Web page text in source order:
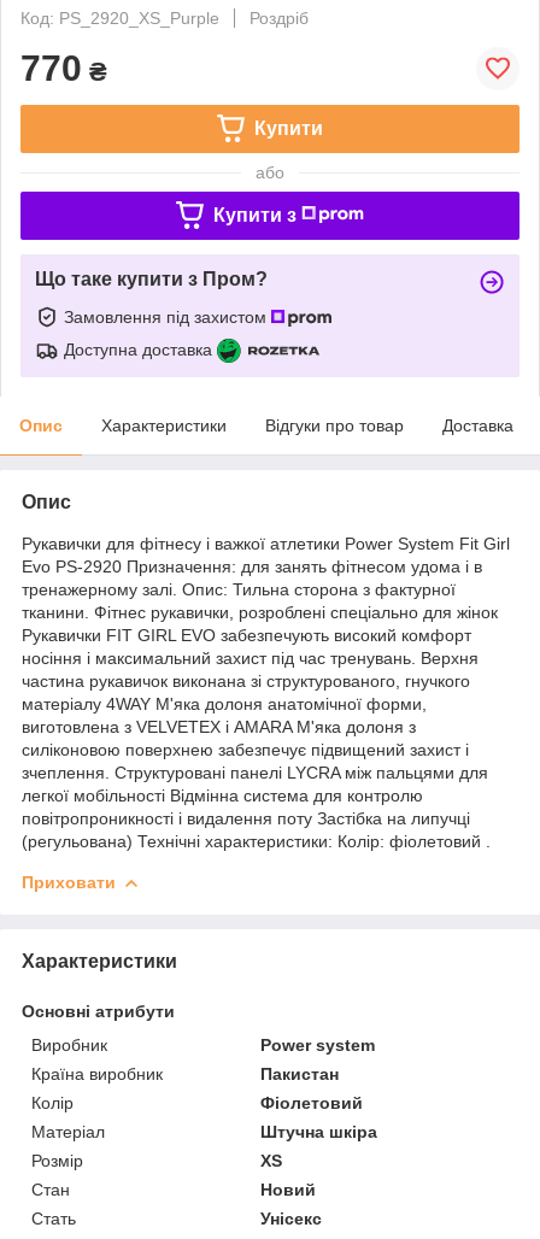
Код: PS_2920_XS_Purple
Роздріб
770 ₴
Купити
або
Купити з
Що таке купити з Пром?
Замовлення під захистом
Доступна доставка
Опис Характеристики Відгуки про товар Доставка
Опис
Рукавички для фітнесу і важкої атлетики Power System Fit Girl
Evo PS-2920 Призначення: для занять фітнесом удома і в
тренажерному залі. Опис: Тильна сторона з фактурної
тканини. Фітнес рукавички, розроблені спеціально для жінок
Рукавички FIT GIRL EVO забезпечують високий комфорт
носіння і максимальний захист під час тренувань. Верхня
частина рукавичок виконана зі структурованого, гнучкого
матеріалу 4WAY М'яка долоня анатомічної форми,
виготовлена з VELVETEX і AMARA М'яка долоня з
силіконовою поверхнею забезпечує підвищений захист і
зчеплення. Структуровані панелі LYCRA між пальцями для
легкої мобільності Відмінна система для контролю
повітропроникності і видалення поту Застібка на липучці
(регульована) Технічні характеристики: Колір: фіолетовий .
Приховати
Характеристики
Основні атрибути
Виробник
Power system
Країна виробник
Пакистан
Колір
Фіолетовий
Матеріал
Штучна шкіра
Розмір
XS
Стан
Новий
Стать
Унісекс